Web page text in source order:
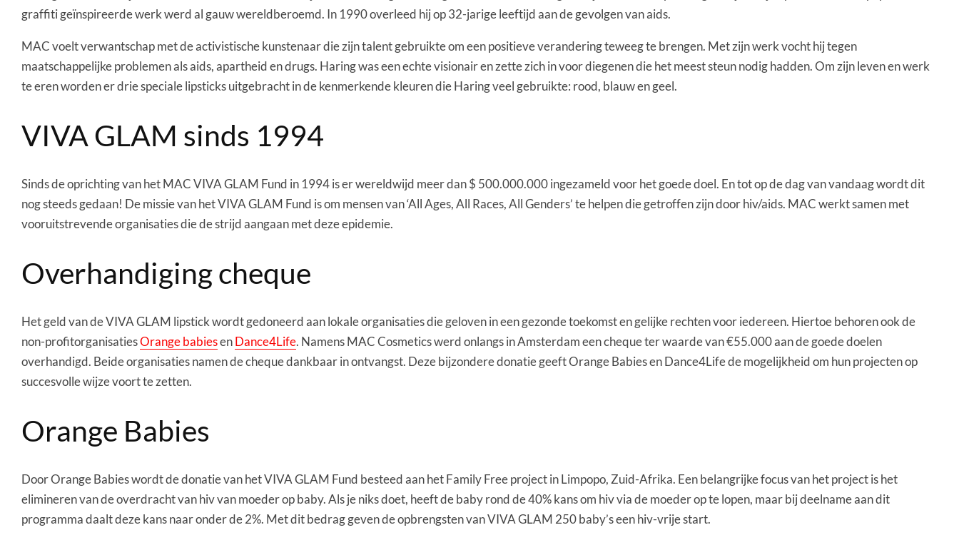
graffiti geïnspireerde werk werd al gauw wereldberoemd. In 1990 overleed hij op 32-jarige leeftijd aan de gevolgen van aids.
MAC voelt verwantschap met de activistische kunstenaar die zijn talent gebruikte om een positieve verandering teweeg te brengen. Met zijn werk vocht hij tegen
maatschappelijke problemen als aids, apartheid en drugs. Haring was een echte visionair en zette zich in voor diegenen die het meest steun nodig hadden. Om zijn leven en werk
te eren worden er drie speciale lipsticks uitgebracht in de kenmerkende kleuren die Haring veel gebruikte: rood, blauw en geel.
VIVA GLAM sinds 1994
Sinds de oprichting van het MAC VIVA GLAM Fund in 1994 is er wereldwijd meer dan $ 500.000.000 ingezameld voor het goede doel. En tot op de dag van vandaag wordt dit
nog steeds gedaan! De missie van het VIVA GLAM Fund is om mensen van ‘All Ages, All Races, All Genders’ te helpen die getroffen zijn door hiv/aids. MAC werkt samen met
vooruitstrevende organisaties die de strijd aangaan met deze epidemie.
Overhandiging cheque
Het geld van de VIVA GLAM lipstick wordt gedoneerd aan lokale organisaties die geloven in een gezonde toekomst en gelijke rechten voor iedereen. Hiertoe behoren ook de
non-profitorganisatiesOrange babiesenDance4Life. Namens MAC Cosmetics werd onlangs in Amsterdam een cheque ter waarde van €55.000 aan de goede doelen
overhandigd. Beide organisaties namen de cheque dankbaar in ontvangst. Deze bijzondere donatie geeft Orange Babies en Dance4Life de mogelijkheid om hun projecten op
succesvolle wijze voort te zetten.
Orange Babies
Door Orange Babies wordt de donatie van het VIVA GLAM Fund besteed aan het Family Free project in Limpopo, Zuid-Afrika. Een belangrijke focus van het project is het
elimineren van de overdracht van hiv van moeder op baby. Als je niks doet, heeft de baby rond de 40% kans om hiv via de moeder op te lopen, maar bij deelname aan dit
programma daalt deze kans naar onder de 2%. Met dit bedrag geven de opbrengsten van VIVA GLAM 250 baby’s een hiv-vrije start.